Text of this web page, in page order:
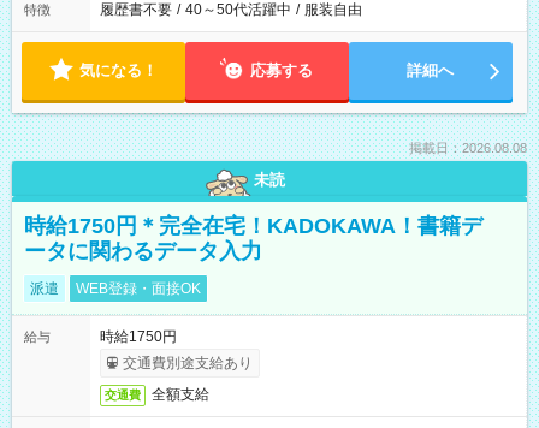
特徴 履歴書不要 / 40～50代活躍中 / 服装自由
気になる！ 応募する 詳細へ
掲載日：2026.08.08
未読
時給1750円＊完全在宅！KADOKAWA！書籍デ
ータに関わるデータ入力
派遣 WEB登録・面接OK
給与
時給1750円
交通費別途支給あり
交通費 全額支給